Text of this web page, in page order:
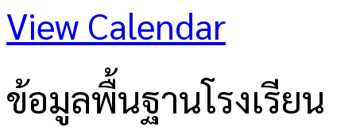
View Calendar
ข้อมูลพื้นฐานโรงเรียน